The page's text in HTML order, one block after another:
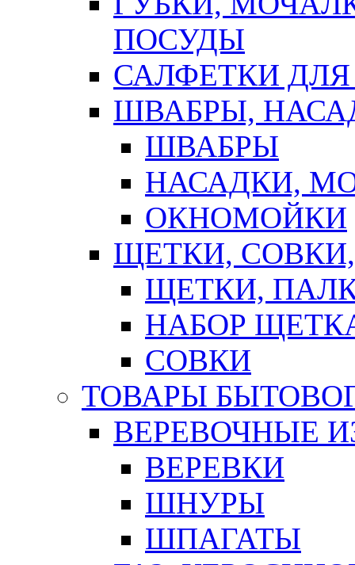
ПОСУДЫ
САЛФЕТКИ
ШВАБРЫ,
ШВАБРЫ
НАСАДКИ,
ОКНОМОЙКИ
ЩЕТКИ,
ЩЕТКИ,
НАБОР
СОВКИ
ТОВАРЫ
ВЕРЕВОЧНЫЕ
ВЕРЕВКИ
ШНУРЫ
ШПАГАТЫ